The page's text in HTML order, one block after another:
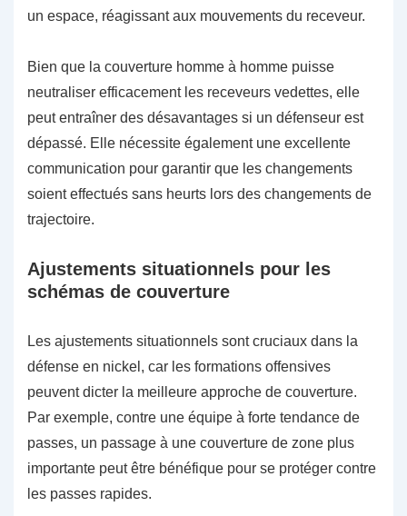
un espace, réagissant aux mouvements du receveur.
Bien que la couverture homme à homme puisse
neutraliser efficacement les receveurs vedettes, elle
peut entraîner des désavantages si un défenseur est
dépassé. Elle nécessite également une excellente
communication pour garantir que les changements
soient effectués sans heurts lors des changements de
trajectoire.
Ajustements situationnels pour les
schémas de couverture
Les ajustements situationnels sont cruciaux dans la
défense en nickel, car les formations offensives
peuvent dicter la meilleure approche de couverture.
Par exemple, contre une équipe à forte tendance de
passes, un passage à une couverture de zone plus
importante peut être bénéfique pour se protéger contre
les passes rapides.